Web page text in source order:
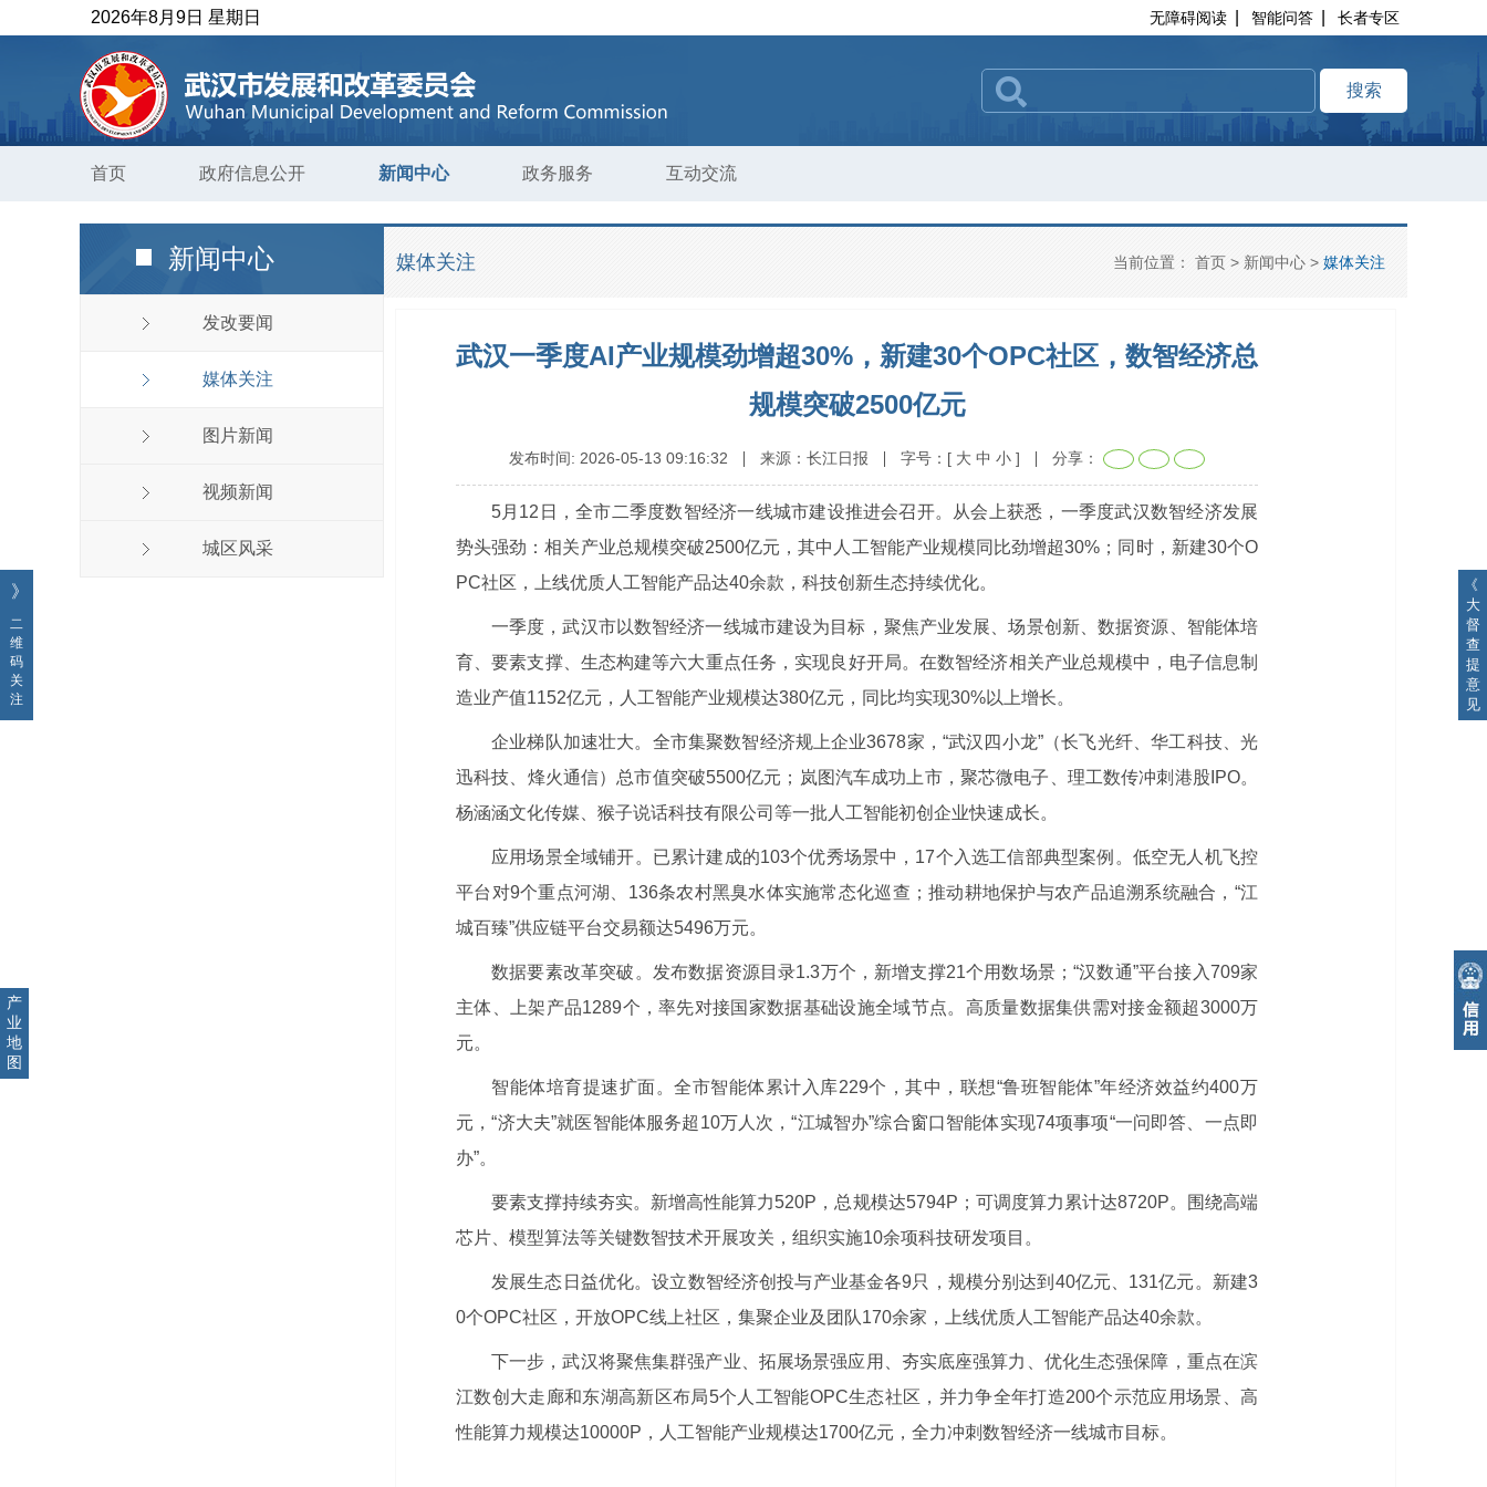
2026年8月9日 星期日 无障碍阅读 智能问答 长者专区
搜索
首页 政府信息公开 新闻中心 政务服务 互动交流
新闻中心
发改要闻
媒体关注
图片新闻
视频新闻
城区风采
媒体关注 当前位置： 首页 > 新闻中心 > 媒体关注
武汉一季度AI产业规模劲增超30%，新建30个OPC社区，数智经济总
规模突破2500亿元
发布时间: 2026-05-13 09:16:32 来源： 长江日报 字号： [ 大 中 小 ] 分享：
5月12日，全市二季度数智经济一线城市建设推进会召开。从会上获悉，一季度武汉数智经济发展
势头强劲：相关产业总规模突破2500亿元，其中人工智能产业规模同比劲增超30%；同时，新建30个O
PC社区，上线优质人工智能产品达40余款，科技创新生态持续优化。
一季度，武汉市以数智经济一线城市建设为目标，聚焦产业发展、场景创新、数据资源、智能体培
育、要素支撑、生态构建等六大重点任务，实现良好开局。在数智经济相关产业总规模中，电子信息制
造业产值1152亿元，人工智能产业规模达380亿元，同比均实现30%以上增长。
企业梯队加速壮大。全市集聚数智经济规上企业3678家，“武汉四小龙”（长飞光纤、华工科技、光
迅科技、烽火通信）总市值突破5500亿元；岚图汽车成功上市，聚芯微电子、理工数传冲刺港股IPO。
杨涵涵文化传媒、猴子说话科技有限公司等一批人工智能初创企业快速成长。
应用场景全域铺开。已累计建成的103个优秀场景中，17个入选工信部典型案例。低空无人机飞控
平台对9个重点河湖、136条农村黑臭水体实施常态化巡查；推动耕地保护与农产品追溯系统融合，“江
城百臻”供应链平台交易额达5496万元。
数据要素改革突破。发布数据资源目录1.3万个，新增支撑21个用数场景；“汉数通”平台接入709家
主体、上架产品1289个，率先对接国家数据基础设施全域节点。高质量数据集供需对接金额超3000万
元。
智能体培育提速扩面。全市智能体累计入库229个，其中，联想“鲁班智能体”年经济效益约400万
元，“济大夫”就医智能体服务超10万人次，“江城智办”综合窗口智能体实现74项事项“一问即答、一点即
办”。
要素支撑持续夯实。新增高性能算力520P，总规模达5794P；可调度算力累计达8720P。围绕高端
芯片、模型算法等关键数智技术开展攻关，组织实施10余项科技研发项目。
发展生态日益优化。设立数智经济创投与产业基金各9只，规模分别达到40亿元、131亿元。新建3
0个OPC社区，开放OPC线上社区，集聚企业及团队170余家，上线优质人工智能产品达40余款。
下一步，武汉将聚焦集群强产业、拓展场景强应用、夯实底座强算力、优化生态强保障，重点在滨
江数创大走廊和东湖高新区布局5个人工智能OPC生态社区，并力争全年打造200个示范应用场景、高
性能算力规模达10000P，人工智能产业规模达1700亿元，全力冲刺数智经济一线城市目标。
》
二
维
码
关
注
《
大
督
查
提
意
见
产
业
地
图